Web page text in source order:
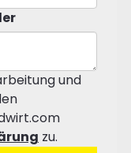
und
zu.